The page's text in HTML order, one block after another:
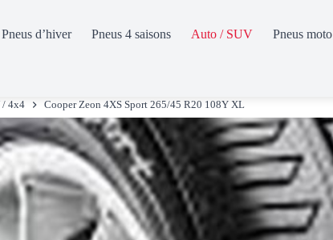
Pneus d’hiver Pneus 4 saisons Auto / SUV Pneus moto
/ 4x4 Cooper Zeon 4XS Sport 265/45 R20 108Y XL